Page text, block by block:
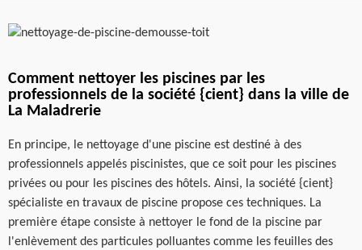
Comment nettoyer les piscines par les
professionnels de la société {cient} dans la ville de
La Maladrerie
En principe, le nettoyage d'une piscine est destiné à des
professionnels appelés piscinistes, que ce soit pour les piscines
privées ou pour les piscines des hôtels. Ainsi, la société {cient}
spécialiste en travaux de piscine propose ces techniques. La
première étape consiste à nettoyer le fond de la piscine par
l'enlèvement des particules polluantes comme les feuilles des